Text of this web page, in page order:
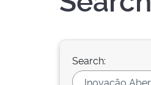
Search: